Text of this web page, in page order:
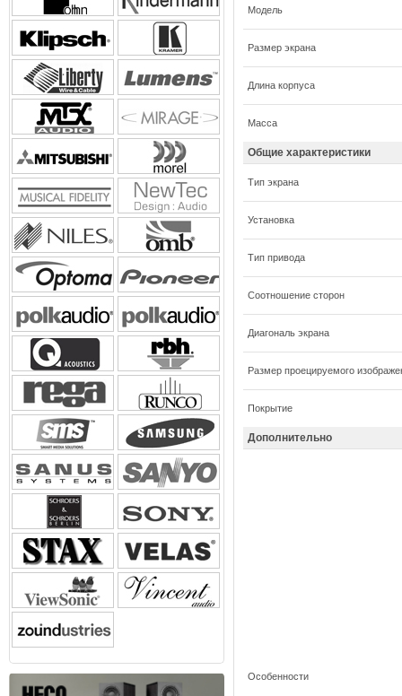
Модель
Размер экрана
Длина корпуса
Масса
Общие характеристики
Тип экрана
Установка
Тип привода
Соотношение сторон
Диагональ экрана
Размер проецируемого
Покрытие
Дополнительно
Особенности